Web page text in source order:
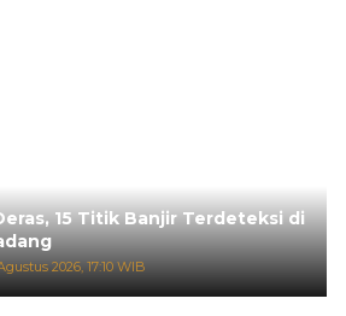
15 Titik Banjir Terdeteksi di
2026, 17:10 WIB